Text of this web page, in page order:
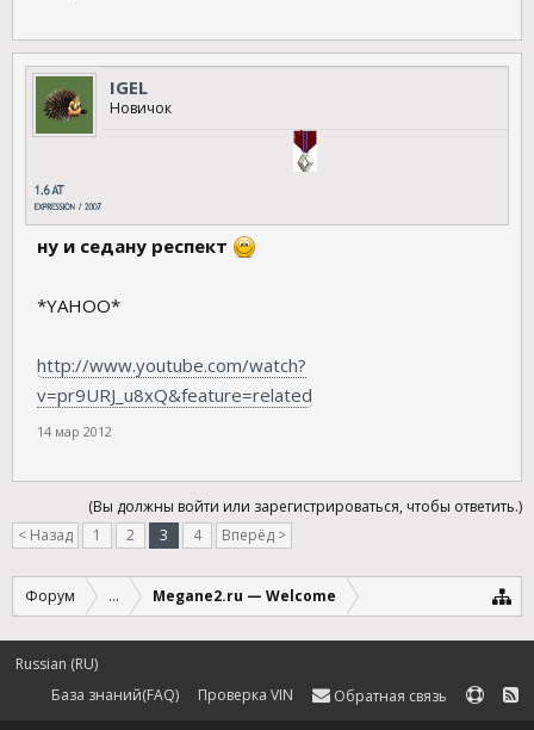
IGEL
Новичок
ну и седану респект
*YAHOO*
http://www.youtube.com/watch?
v=pr9URJ_u8xQ&feature=related
14 мар 2012
(Вы должны войти или зарегистрироваться, чтобы ответить.)
< Назад
1 2 3 4 Вперёд >
Форум ... Megane2.ru — Welcome
Russian (RU)
База знаний(FAQ)
Проверка VIN Обратная связь